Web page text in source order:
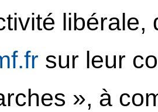
sur leur
», à